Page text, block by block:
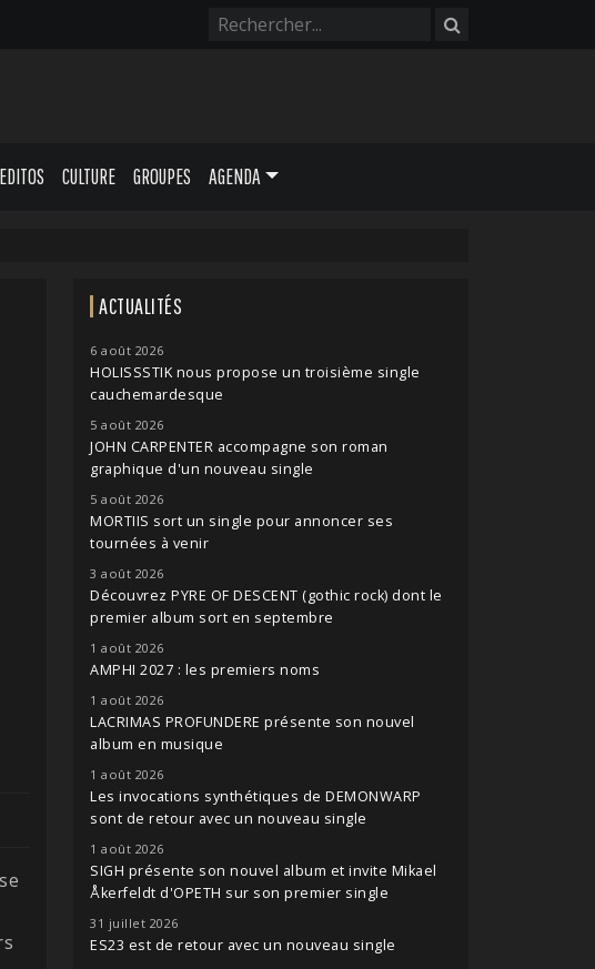
EDITOS CULTURE GROUPES AGENDA
ACTUALITÉS
6 août 2026
HOLISSSTIK nous propose un troisième single
cauchemardesque
5 août 2026
JOHN CARPENTER accompagne son roman
graphique d'un nouveau single
5 août 2026
MORTIIS sort un single pour annoncer ses
tournées à venir
3 août 2026
Découvrez PYRE OF DESCENT (gothic rock) dont le
premier album sort en septembre
1 août 2026
AMPHI 2027 : les premiers noms
1 août 2026
LACRIMAS PROFUNDERE présente son nouvel
album en musique
1 août 2026
Les invocations synthétiques de DEMONWARP
sont de retour avec un nouveau single
1 août 2026
SIGH présente son nouvel album et invite Mikael
Åkerfeldt d'OPETH sur son premier single
31 juillet 2026
ES23 est de retour avec un nouveau single